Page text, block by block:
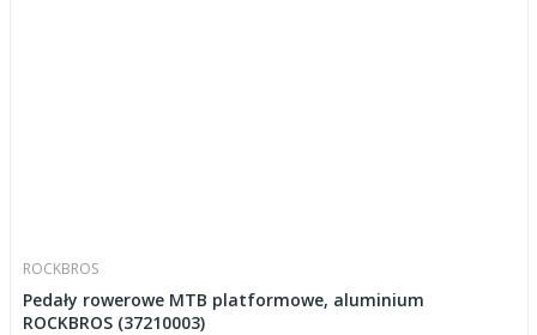
ROCKBROS
Pedały rowerowe MTB platformowe, aluminium
ROCKBROS (37210003)